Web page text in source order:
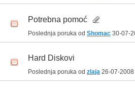
Potrebna pomoć
Poslednja poruka od Shomac 30-07-
Hard Diskovi
Poslednja poruka od zlaja 26-07-2008